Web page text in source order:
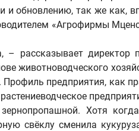
обновлению, так же как,
«Агрофирмы
рассказывает директор
животноводческого
предприятия, как
Хотя
свёклу сменила